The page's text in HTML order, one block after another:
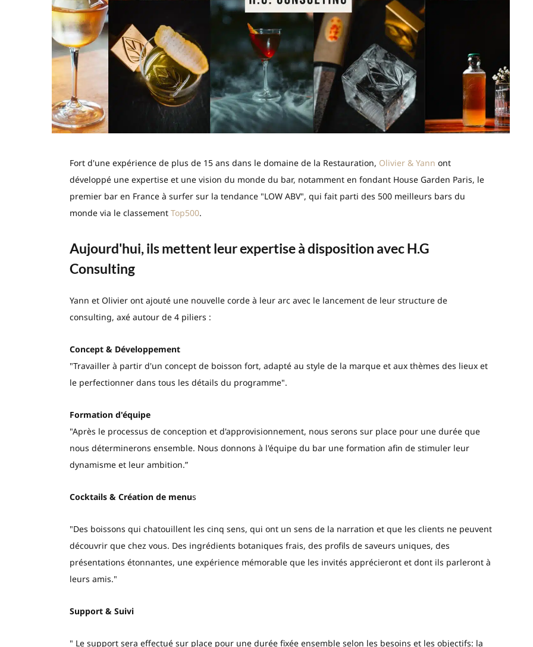
Fort d'une expérience de plus de 15 ans dans le domaine de la Restauration, Olivier & Yann ont
développé une expertise et une vision du monde du bar, notamment en fondant House Garden Paris, le
premier bar en France à surfer sur la tendance "LOW ABV", qui fait parti des 500 meilleurs bars du
monde via le classement Top500.
Aujourd'hui, ils mettent leur expertise à disposition avec H.G
Consulting
Yann et Olivier ont ajouté une nouvelle corde à leur arc avec le lancement de leur structure de
consulting, axé autour de 4 piliers :
Concept & Développement
"Travailler à partir d'un concept de boisson fort, adapté au style de la marque et aux thèmes des lieux et
le perfectionner dans tous les détails du programme".
Formation d'équipe
"Après le processus de conception et d'approvisionnement, nous serons sur place pour une durée que
nous déterminerons ensemble. Nous donnons à l'équipe du bar une formation afin de stimuler leur
dynamisme et leur ambition.”
Cocktails & Création de menus
"Des boissons qui chatouillent les cinq sens, qui ont un sens de la narration et que les clients ne peuvent
découvrir que chez vous. Des ingrédients botaniques frais, des profils de saveurs uniques, des
présentations étonnantes, une expérience mémorable que les invités apprécieront et dont ils parleront à
leurs amis."
Support & Suivi
" Le support sera effectué sur place pour une durée fixée ensemble selon les besoins et les objectifs: la